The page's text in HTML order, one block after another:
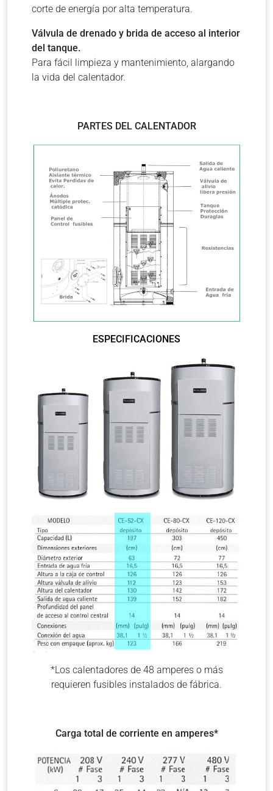
corte de energía por alta temperatura.
Válvula de drenado y brida de acceso al interior
del tanque.
Para fácil limpieza y mantenimiento, alargando
la vida del calentador.
PARTES DEL CALENTADOR
ESPECIFICACIONES
*Los calentadores de 48 amperes o más
requieren fusibles instalados de fábrica.
Carga total de corriente en amperes*